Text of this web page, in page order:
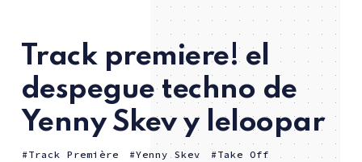
Track premiere! el
despegue techno de
Yenny Skev y leloopar
Track Première Yenny Skev
Take Off